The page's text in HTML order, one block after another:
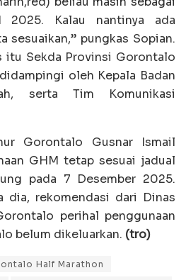
2025. Kalau nantinya ada
sesuaikan,” pungkas Sopian.
itu Sekda Provinsi Gorontalo
oleh Kepala Badan
serta Tim Komunikasi
Gorontalo Gusnar Ismail
GHM tetap sesuai jadual
pada 7 Desember 2025.
dia, rekomendasi dari Dinas
perihal penggunaan
belum dikeluarkan. (tro)
Half Marathon